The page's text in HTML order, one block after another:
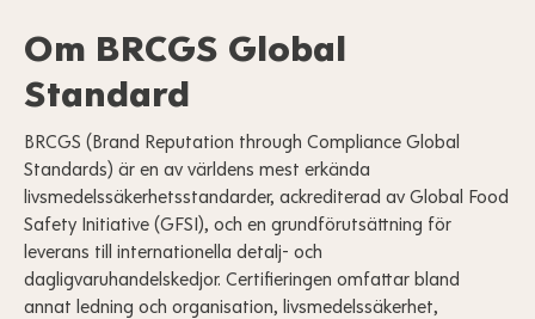
Om BRCGS Global
Standard
BRCGS (Brand Reputation through Compliance Global
Standards) är en av världens mest erkända
livsmedelssäkerhetsstandarder, ackrediterad av Global Food
Safety Initiative (GFSI), och en grundförutsättning för
leverans till internationella detalj- och
dagligvaruhandelskedjor. Certifieringen omfattar bland
annat ledning och organisation, livsmedelssäkerhet,